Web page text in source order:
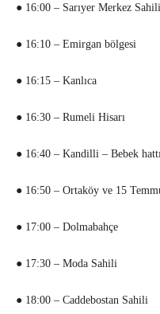
● 16:00 – Sarıyer Merkez
● 16:10 – Emirgan bölgesi
● 16:15 – Kanlıca
● 16:30 – Rumeli Hisarı
● 16:40 – Kandilli – Bebek hattı
● 16:50 – Ortaköy ve 15
● 17:00 – Dolmabahçe
● 17:30 – Moda Sahili
● 18:00 – Caddebostan Sahili